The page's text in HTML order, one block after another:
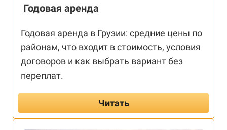
Годовая аренда
Годовая аренда в Грузии: средние цены по
районам, что входит в стоимость, условия
договоров и как выбрать вариант без
переплат.
Читать